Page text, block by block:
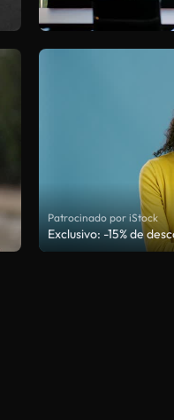
Patrocinado por iStock
Exclusivo: -15% de